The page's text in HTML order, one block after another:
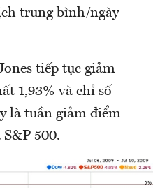
trung bình/ngày
tiếp tục giảm
1,93% và chỉ số
là tuần giảm điểm
500.